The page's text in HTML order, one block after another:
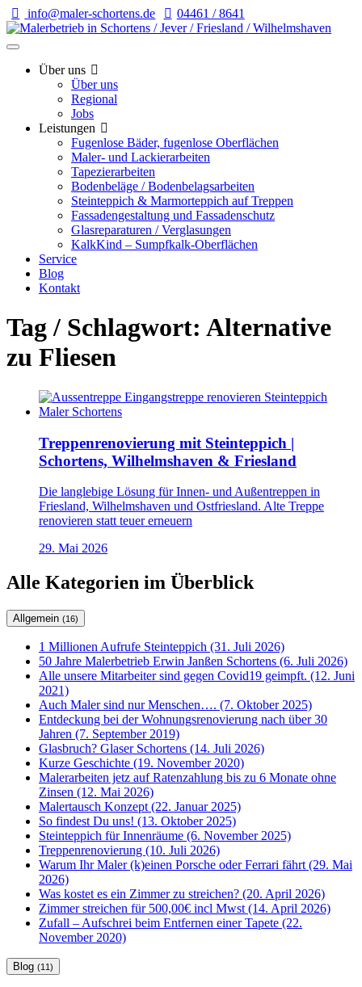
info@maler-schortens.de 04461 / 8641
Über uns
Über uns
Regional
Jobs
Leistungen
Fugenlose Bäder, fugenlose Oberflächen
Maler- und Lackierarbeiten
Tapezierarbeiten
Bodenbeläge / Bodenbelagsarbeiten
Steinteppich & Marmorteppich auf Treppen
Fassadengestaltung und Fassadenschutz
Glasreparaturen / Verglasungen
KalkKind – Sumpfkalk-Oberflächen
Service
Blog
Kontakt
Tag / Schlagwort: Alternative
zu Fliesen
Treppenrenovierung mit Steinteppich |
Schortens, Wilhelmshaven & Friesland
Die langlebige Lösung für Innen- und Außentreppen in
Friesland, Wilhelmshaven und Ostfriesland. Alte Treppe
renovieren statt teuer erneuern
29. Mai 2026
Alle Kategorien im Überblick
Allgemein (16)
1 Millionen Aufrufe Steinteppich (31. Juli 2026)
50 Jahre Malerbetrieb Erwin Janßen Schortens (6. Juli 2026)
Alle unsere Mitarbeiter sind gegen Covid19 geimpft. (12. Juni
2021)
Auch Maler sind nur Menschen…. (7. Oktober 2025)
Entdeckung bei der Wohnungsrenovierung nach über 30
Jahren (7. September 2019)
Glasbruch? Glaser Schortens (14. Juli 2026)
Kurze Geschichte (19. November 2020)
Malerarbeiten jetz auf Ratenzahlung bis zu 6 Monate ohne
Zinsen (12. Mai 2026)
Malertausch Konzept (22. Januar 2025)
So findest Du uns! (13. Oktober 2025)
Steinteppich für Innenräume (6. November 2025)
Treppenrenovierung (10. Juli 2026)
Warum Ihr Maler (k)einen Porsche oder Ferrari fährt (29. Mai
2026)
Was kostet es ein Zimmer zu streichen? (20. April 2026)
Zimmer streichen für 500,00€ incl Mwst (14. April 2026)
Zufall – Aufschrei beim Entfernen einer Tapete (22.
November 2020)
Blog (11)